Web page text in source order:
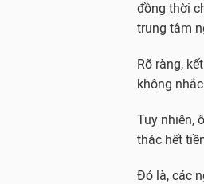
đồng thời
trung tâm
Rõ ràng,
không
Tuy nhiên,
thác hết
Đó là, các